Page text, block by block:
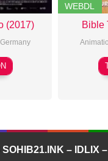
(2017)
Germany
WEBDL
Bible
– IDLIX